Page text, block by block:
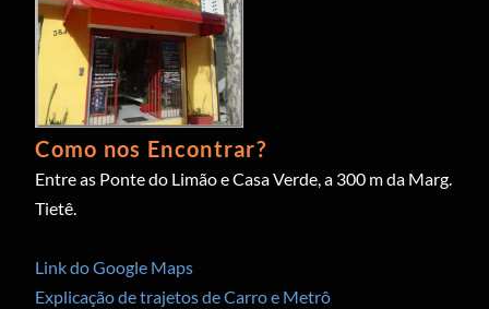
Como nos Encontrar?
Entre as Ponte do Limão e Casa Verde, a 300 m da Marg.
Tietê.
Link do Google Maps
Explicação de trajetos de Carro e Metrô